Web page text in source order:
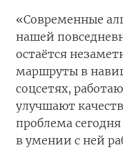
«Современные
нашей
остаётся
маршруты в
соцсетях,
улучшают
проблема
в умении с ней